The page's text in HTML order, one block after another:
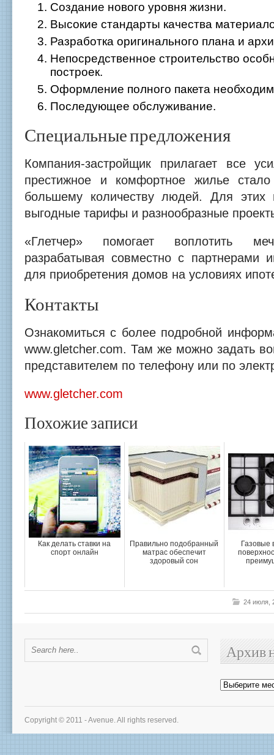
Создание нового уровня жизни.
Высокие стандарты качества
Разработка оригинального плана и
Непосредственное строительство
построек.
Оформление полного пакета
Последующее обслуживание.
Специальные предложения
Компания-застройщик прилагает все
престижное и комфортное жилье
большему количеству людей. Для этих
выгодные тарифы и разнообразные
«Глетчер» помогает воплотить
разрабатывая совместно с партнерами
для приобретения домов на условиях
Контакты
Ознакомиться с более подробной
www.gletcher.com. Там же можно задать
представителем по телефону или по
www.gletcher.com
Похожие записи
Как делать ставки на
спорт онлайн
Правильно подобранный
матрас обеспечит
здоровый сон
Газовые
24 июля,
Архив
Архив
новостей
Copyright © 2011 - Avenue. All rights reserved.